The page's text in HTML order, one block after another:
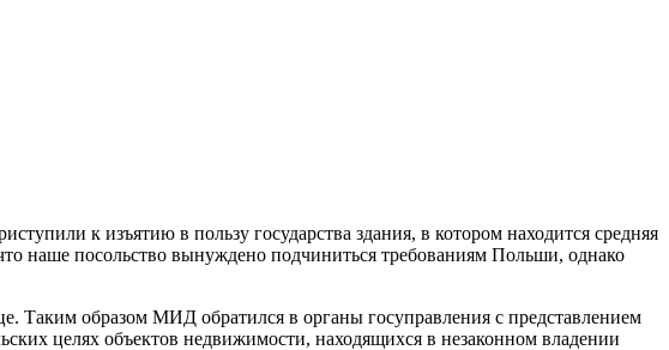
к изъятию в пользу государства здания, в котором находится средняя
наше посольство вынуждено подчиниться требованиям Польши, однако
Таким образом МИД обратился в органы госуправления с представлением
целях объектов недвижимости, находящихся в незаконном владении